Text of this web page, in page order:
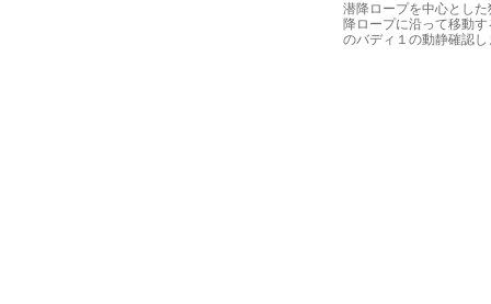
潜降ロープを中心とし
降ロープに沿って移動
のバディ１の動静確認し